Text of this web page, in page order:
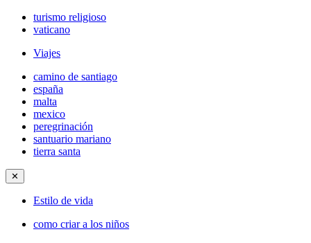
turismo religioso
vaticano
Viajes
camino de santiago
españa
malta
mexico
peregrinación
santuario mariano
tierra santa
✕
Estilo de vida
como criar a los niños